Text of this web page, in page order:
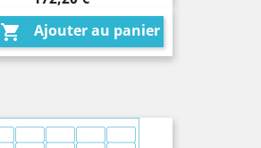
 Ajouter au panier